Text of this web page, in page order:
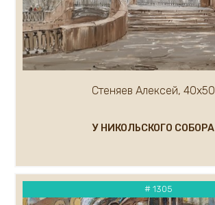
Касымова Назокат
Кипарисов Леонид
Каталкин Артем
Кирьянов Алексей
Кожевников Владимир
Короленко Вячеслав
Костенко Анастасия
Стеняев Алексей, 40х50
У НИКОЛЬСКОГО СОБОРА
# 1305